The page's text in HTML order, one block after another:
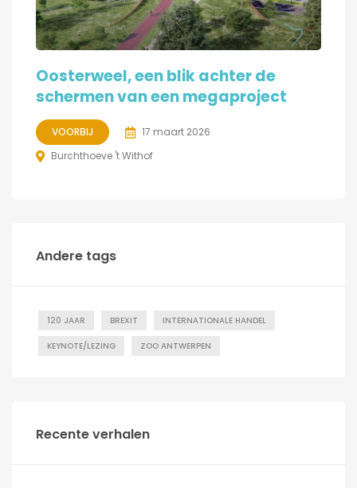
Oosterweel, een blik achter de
schermen van een megaproject
VOORBIJ
17 maart 2026
Burchthoeve 't Withof
Andere tags
120 JAAR BREXIT INTERNATIONALE HANDEL
KEYNOTE/LEZING ZOO ANTWERPEN
Recente verhalen